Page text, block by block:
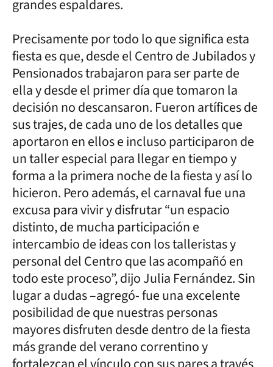
grandes espaldares.
Precisamente por todo lo que significa esta
fiesta es que, desde el Centro de Jubilados y
Pensionados trabajaron para ser parte de
ella y desde el primer día que tomaron la
decisión no descansaron. Fueron artífices de
sus trajes, de cada uno de los detalles que
aportaron en ellos e incluso participaron de
un taller especial para llegar en tiempo y
forma a la primera noche de la fiesta y así lo
hicieron. Pero además, el carnaval fue una
excusa para vivir y disfrutar “un espacio
distinto, de mucha participación e
intercambio de ideas con los talleristas y
personal del Centro que las acompañó en
todo este proceso”, dijo Julia Fernández. Sin
lugar a dudas –agregó- fue una excelente
posibilidad de que nuestras personas
mayores disfruten desde dentro de la fiesta
más grande del verano correntino y